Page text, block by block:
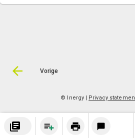
Vorige
© Inergy | Privacy
library_books print chat_bubble